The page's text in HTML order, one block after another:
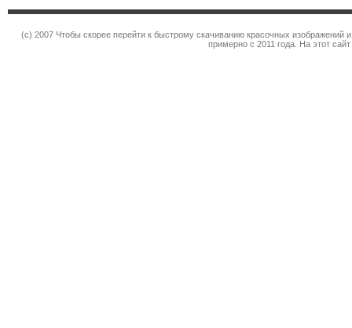
(c) 2007 Чтобы скорее перейти к быстрому скачиванию красочных
примерно с 2011 года. На этот